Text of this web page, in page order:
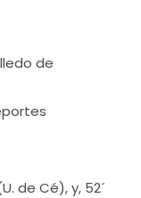
de
de Cé), y, 52´